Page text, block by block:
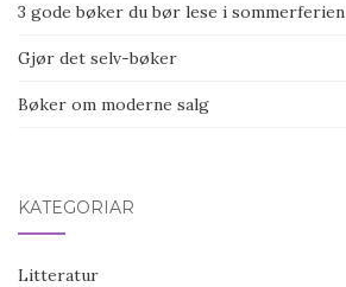
3 gode bøker du bør lese i sommerferien
Gjør det selv-bøker
Bøker om moderne salg
KATEGORIAR
Litteratur